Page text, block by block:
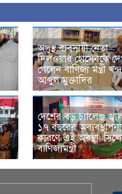
অসুস্থ ব্যবসায়ী নেতা
দিলওয়ার হোসেনকে
গেলেন বাণিজ্য মন্ত্রী
আব্দুল মুক্তাদির
দেশের বড় চ্যালেঞ্জ
১৭ বছরের
কারণে এই অবস্থা:
বাণিজ্যমন্ত্রী